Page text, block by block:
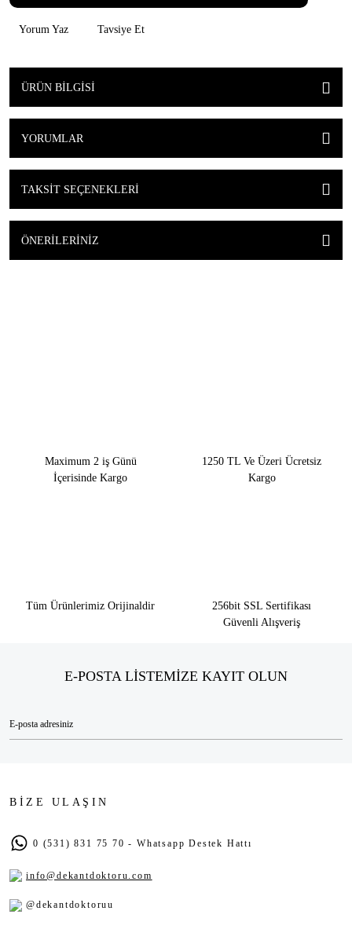
Yorum Yaz Tavsiye Et
ÜRÜN BILGISI
YORUMLAR
TAKSIT SEÇENEKLERI
ÖNERILERINIZ
Maximum 2 iş Günü
İçerisinde Kargo
1250 TL Ve Üzeri Ücretsiz
Kargo
Tüm Ürünlerimiz Orijinaldir
256bit SSL Sertifikası
Güvenli Alışveriş
E-POSTA LİSTEMİZE KAYIT OLUN
BİZE ULAŞIN
0 (531) 831 75 70 - Whatsapp Destek Hattı
info@dekantdoktoru.com
@dekantdoktoruu